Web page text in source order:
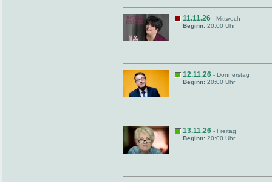
11.11.26 - Mittwoch
Beginn: 20:00 Uhr
12.11.26 - Donnerstag
Beginn: 20:00 Uhr
13.11.26 - Freitag
Beginn: 20:00 Uhr